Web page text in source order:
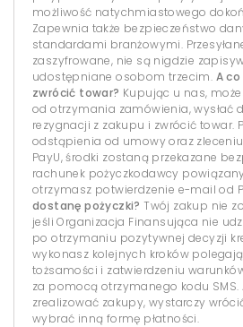
możliwość natychmiastowego
Zapewnia także bezpieczeństwo
standardami branżowymi.
zaszyfrowane, nie są nigdzie
udostępniane osobom trzecim. A
zwrócić towar? Kupując u nas,
od otrzymania zamówienia, wysłać
rezygnacji z zakupu i zwrócić towar.
odstąpienia od umowy oraz
PayU, środki zostaną przekazane
rachunek pożyczkodawcy
otrzymasz potwierdzenie e-mail od
dostanę pożyczki? Twój zakup nie
jeśli Organizacja Finansująca nie
po otrzymaniu pozytywnej decyzji
wykonasz kolejnych kroków
tożsamości i zatwierdzeniu
za pomocą otrzymanego kodu SMS.
zrealizować zakupy, wystarczy
wybrać inną formę płatności.